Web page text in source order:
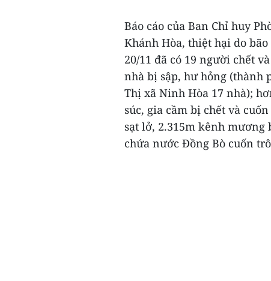
Báo cáo của Ban Chỉ huy
Khánh Hòa, thiệt hại do
20/11 đã có 19 người chết
nhà bị sập, hư hỏng (thành
Thị xã Ninh Hòa 17 nhà);
súc, gia cầm bị chết và
sạt lở, 2.315m kênh
chứa nước Đồng Bò cuốn